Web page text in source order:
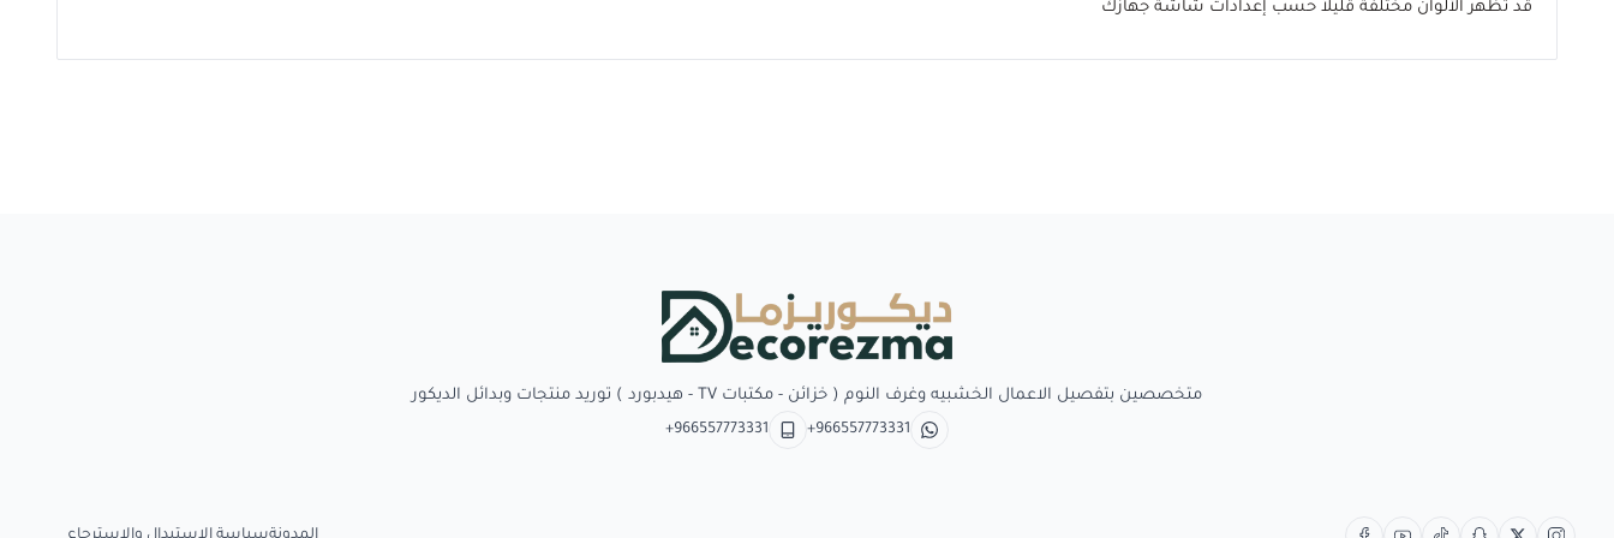
قد تظهر الألوان مختلفة قليلاً حسب إعدادات شاشة جهازك
متخصصين بتفصيل الاعمال الخشبيه وغرف النوم ( خزائن - مكتبات TV - هيدبورد ) توريد منتجات وبدائل الديكور
+966557773331
+966557773331